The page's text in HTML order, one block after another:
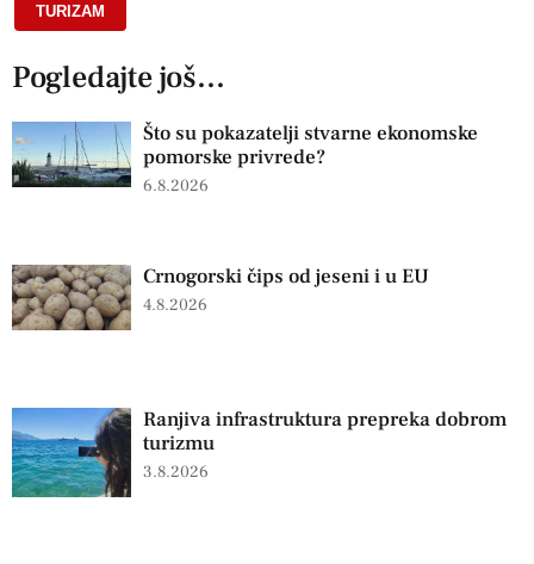
TURIZAM
Pogledajte još...
Što su pokazatelji stvarne ekonomske
pomorske privrede?
6.8.2026
Crnogorski čips od jeseni i u EU
4.8.2026
Ranjiva infrastruktura prepreka dobrom
turizmu
3.8.2026